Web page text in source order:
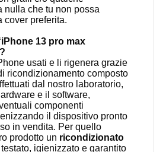
nulla che tu non possa
cover preferita.
13 pro max
usati e li rigenera grazie
ricondizionamento composto
dal nostro laboratorio,
e il software,
componenti
il dispositivo pronto
in vendita. Per quello
prodotto un ricondizionato
igienizzato e garantito